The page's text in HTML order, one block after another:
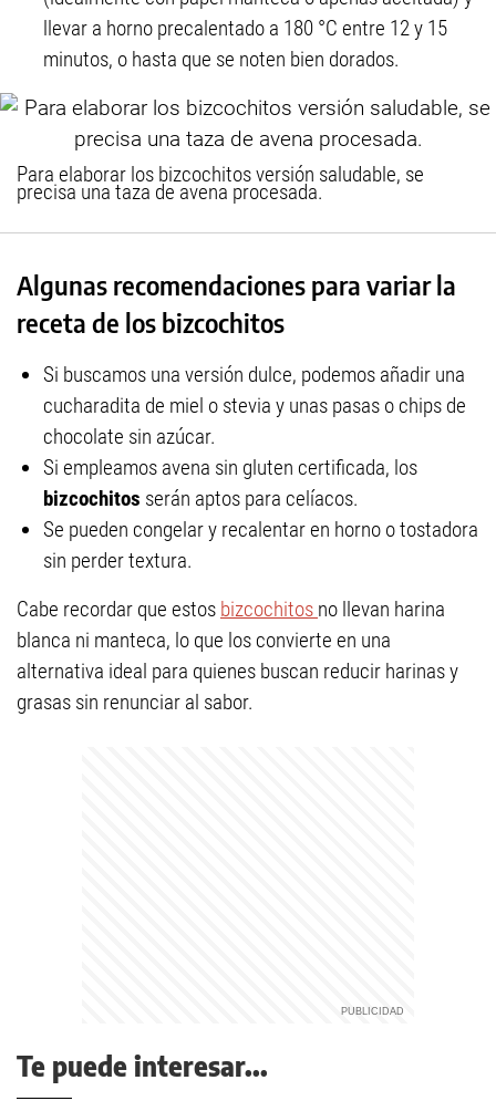
llevar a horno precalentado a 180 °C entre 12 y 15
minutos, o hasta que se noten bien dorados.
Para elaborar los bizcochitos versión saludable, se
precisa una taza de avena procesada.
Algunas recomendaciones para variar la
receta de los bizcochitos
Si buscamos una versión dulce, podemos añadir una
cucharadita de miel o stevia y unas pasas o chips de
chocolate sin azúcar.
Si empleamos avena sin gluten certificada, los
bizcochitos serán aptos para celíacos.
Se pueden congelar y recalentar en horno o tostadora
sin perder textura.
Cabe recordar que estos bizcochitos no llevan harina
blanca ni manteca, lo que los convierte en una
alternativa ideal para quienes buscan reducir harinas y
grasas sin renunciar al sabor.
Te puede interesar...